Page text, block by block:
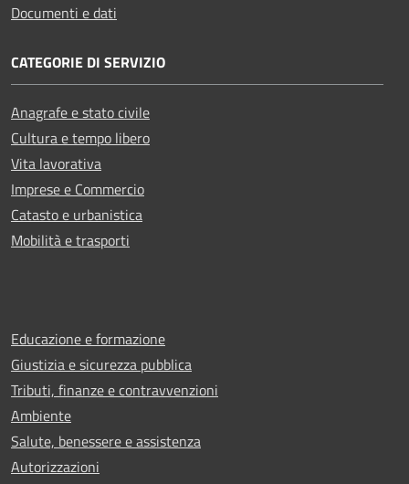
Documenti e dati
CATEGORIE DI SERVIZIO
Anagrafe e stato civile
Cultura e tempo libero
Vita lavorativa
Imprese e Commercio
Catasto e urbanistica
Mobilità e trasporti
Educazione e formazione
Giustizia e sicurezza pubblica
Tributi, finanze e contravvenzioni
Ambiente
Salute, benessere e assistenza
Autorizzazioni